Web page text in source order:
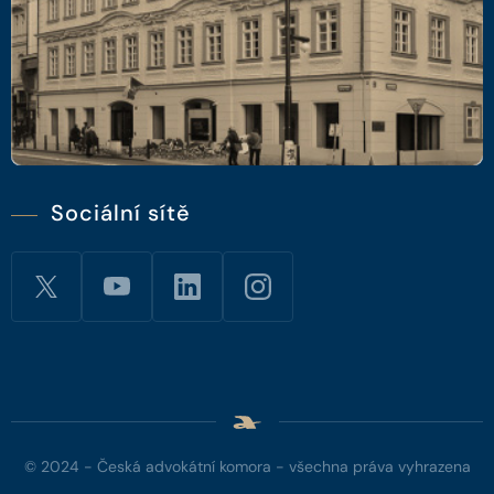
Sociální sítě
© 2024 - Česká advokátní komora - všechna práva vyhrazena